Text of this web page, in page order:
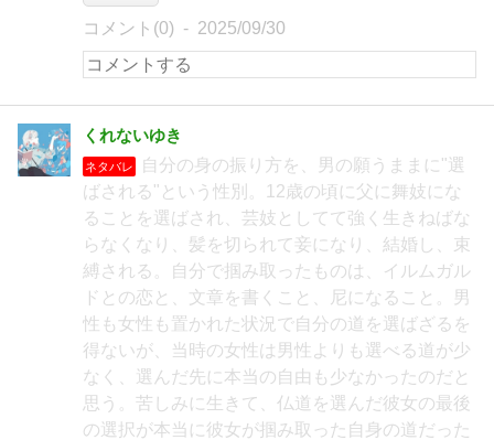
コメント(0) 2025/09/30
くれないゆき
ネタバレ
自分の身の振り方を、男の願うままに"選
ばされる"という性別。12歳の頃に父に舞妓にな
ることを選ばされ、芸妓としてて強く生きねばな
らなくなり、髪を切られて妾になり、結婚し、束
縛される。自分で掴み取ったものは、イルムガル
ドとの恋と、文章を書くこと、尼になること。男
性も女性も置かれた状況で自分の道を選ばざるを
得ないが、当時の女性は男性よりも選べる道が少
なく、選んだ先に本当の自由も少なかったのだと
思う。苦しみに生きて、仏道を選んだ彼女の最後
の選択が本当に彼女が掴み取った自身の道だった